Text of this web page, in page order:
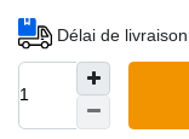
Délai de